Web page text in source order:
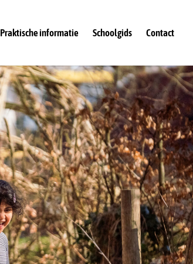
Praktische informatie Schoolgids Contact